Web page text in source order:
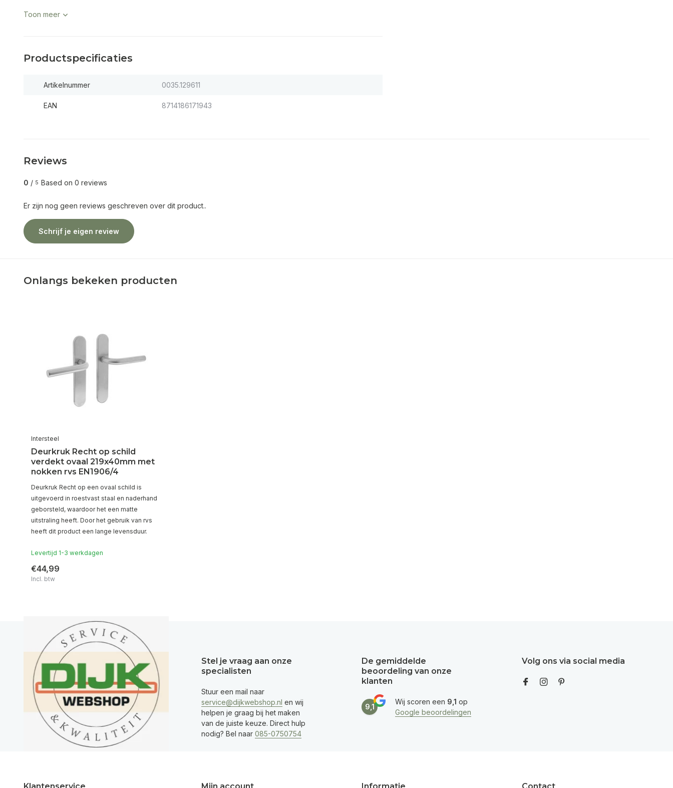
Toon meer
Productspecificaties
Artikelnummer 0035.129611
EAN 8714186171943
Reviews
0 / 5 Based on 0 reviews
Er zijn nog geen reviews geschreven over dit product..
Schrijf je eigen review
Onlangs bekeken producten
Intersteel
Deurkruk Recht op schild
verdekt ovaal 219x40mm met
nokken rvs EN1906/4
Deurkruk Recht op een ovaal schild is
uitgevoerd in roestvast staal en naderhand
geborsteld, waardoor het een matte
uitstraling heeft. Door het gebruik van rvs
heeft dit product een lange levensduur.
Levertijd 1-3 werkdagen
€44,99
Incl. btw
Stel je vraag aan onze
specialisten
Stuur een mail naar
service@dijkwebshop.nl en wij
helpen je graag bij het maken
van de juiste keuze. Direct hulp
nodig? Bel naar 085-0750754
De gemiddelde
beoordeling van onze
klanten
9,1
Wij scoren een 9,1 op
Google beoordelingen
Volg ons via social media